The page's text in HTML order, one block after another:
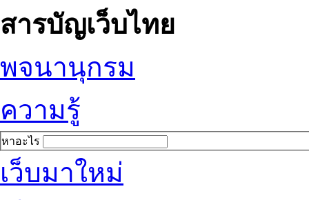
สารบัญเว็บไทย
พจนานุกรม
ความรู้
หาอะไร
เว็บมาใหม่